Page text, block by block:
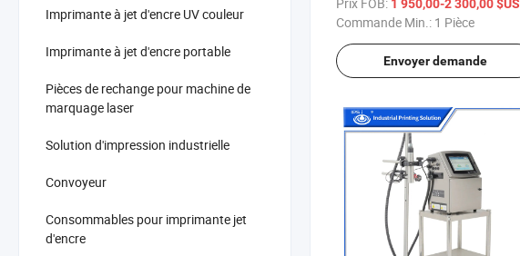
d'expiration, imprimante à code-
bouteilles, cartons, sacs en
plastique
1 950,00-2 300,00 $US
Commande Min.: 1 Pièce
Envoyer demande
Imprimante à jet d'encre UV couleur
Imprimante à jet d'encre portable
Pièces de rechange pour machine de
marquage laser
Solution d'impression industrielle
Convoyeur
Consommables pour imprimante jet
d'encre